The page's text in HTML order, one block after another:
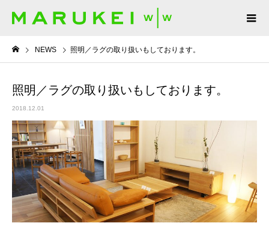
NEWS 照明／ラグの取り扱いもしております。
照明／ラグの取り扱いもしております。
2018.12.01